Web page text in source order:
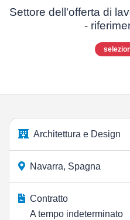
Settore dell'offerta di
-
Architettura e Design
Navarra, Spagna
Contratto
A tempo indeterminato